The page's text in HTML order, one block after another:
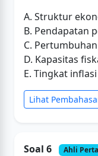
A. Struktur
B. Pendapatan
C.
D. Kapasitas
E. Tingkat inflasi
Lihat
Soal 6 Ahli